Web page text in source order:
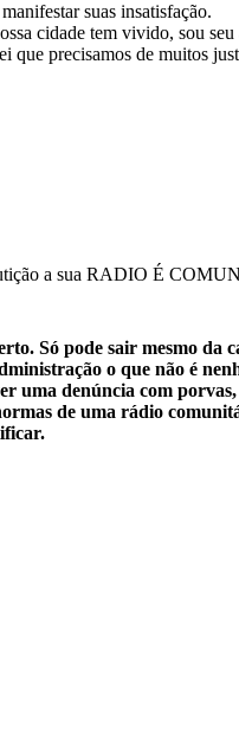
suas insatisfação.
cidade tem vivido, sou
precisamos de muitos
a sua RADIO É
Só pode sair mesmo da
o que não é
uma denúncia com
de uma rádio